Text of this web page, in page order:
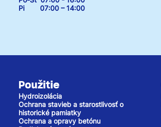
Pi 07:00 – 14:00
Použitie
Hydroizolácia
Ochrana stavieb a starostlivosť o
historické pamiatky
Ochrana a opravy betónu